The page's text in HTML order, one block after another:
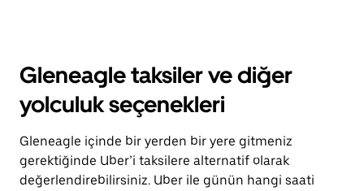
Gleneagle taksiler ve diğer
yolculuk seçenekleri
Gleneagle içinde bir yerden bir yere gitmeniz
gerektiğinde Uber’i taksilere alternatif olarak
değerlendirebilirsiniz. Uber ile günün hangi saati